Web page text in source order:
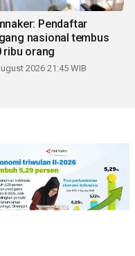
Pendaftar
nasional tembus
ribu orang
2026 21:45 WIB